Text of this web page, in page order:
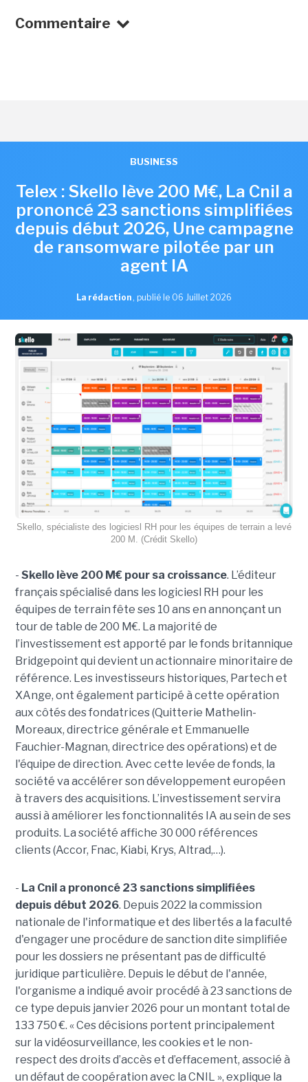
Commentaire
BUSINESS
Telex : Skello lève 200 M€, La Cnil a
prononcé 23 sanctions simplifiées
depuis début 2026, Une campagne
de ransomware pilotée par un
agent IA
La rédaction , publié le 06 Juillet 2026
Skello, spécialiste des logiciesl RH pour les équipes de terrain a levé
200 M. (Crédit Skello)
- Skello lève 200 M€ pour sa croissance. L’éditeur
français spécialisé dans les logiciesl RH pour les
équipes de terrain fête ses 10 ans en annonçant un
tour de table de 200 M€. La majorité de
l’investissement est apporté par le fonds britannique
Bridgepoint qui devient un actionnaire minoritaire de
référence. Les investisseurs historiques, Partech et
XAnge, ont également participé à cette opération
aux côtés des fondatrices (Quitterie Mathelin-
Moreaux, directrice générale et Emmanuelle
Fauchier-Magnan, directrice des opérations) et de
l'équipe de direction. Avec cette levée de fonds, la
société va accélérer son développement européen
à travers des acquisitions. L’investissement servira
aussi à améliorer les fonctionnalités IA au sein de ses
produits. La société affiche 30 000 références
clients (Accor, Fnac, Kiabi, Krys, Altrad,…).
- La Cnil a prononcé 23 sanctions simplifiées
depuis début 2026. Depuis 2022 la commission
nationale de l'informatique et des libertés a la faculté
d'engager une procédure de sanction dite simplifiée
pour les dossiers ne présentant pas de difficulté
juridique particulière. Depuis le début de l'année,
l'organisme a indiqué avoir procédé à 23 sanctions de
ce type depuis janvier 2026 pour un montant total de
133 750 €. « Ces décisions portent principalement
sur la vidéosurveillance, les cookies et le non-
respect des droits d’accès et d’effacement, associé à
un défaut de coopération avec la CNIL », explique la